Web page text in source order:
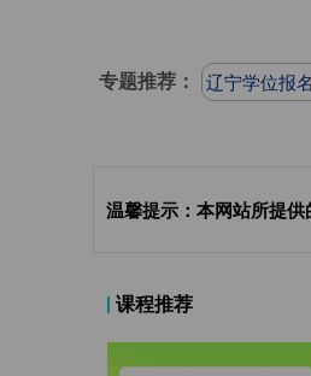
专题推荐： 辽宁学位报
温馨提示：本网站所提
课程推荐